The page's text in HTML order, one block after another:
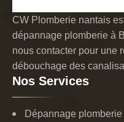
CW Plomberie nantais
dépannage plomberie à
nous contacter pour une
débouchage des
Nos Services
Dépannage plomberie